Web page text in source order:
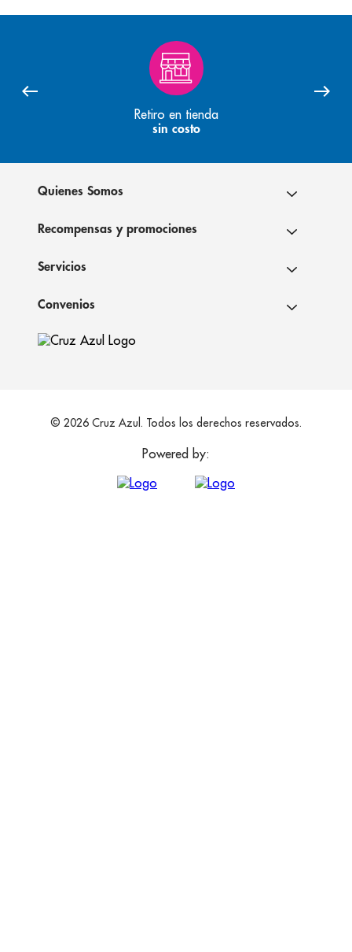
Retiro en tienda
sin costo
Quienes Somos
Recompensas y promociones
Servicios
Convenios
© 2026 Cruz Azul. Todos los derechos reservados.
Powered by: